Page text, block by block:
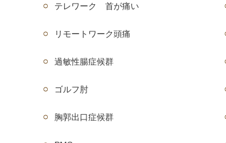
テレワーク 首が痛い
リモートワーク頭痛
過敏性腸症候群
ゴルフ肘
胸郭出口症候群